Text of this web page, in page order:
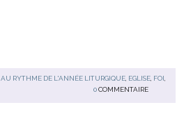
AU RYTHME DE L'ANNÉE LITURGIQUE, EGLISE, FOI,
0 COMMENTAIRE